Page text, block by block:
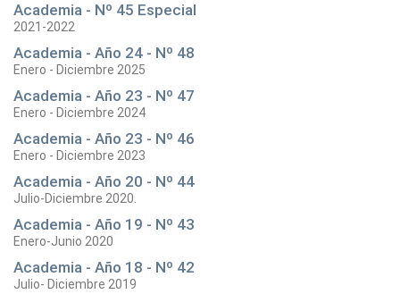
Academia - Nº 45 Especial
2021-2022
Academia - Año 24 - Nº 48
Enero - Diciembre 2025
Academia - Año 23 - Nº 47
Enero - Diciembre 2024
Academia - Año 23 - Nº 46
Enero - Diciembre 2023
Academia - Año 20 - Nº 44
Julio-Diciembre 2020.
Academia - Año 19 - Nº 43
Enero-Junio 2020
Academia - Año 18 - Nº 42
Julio- Diciembre 2019